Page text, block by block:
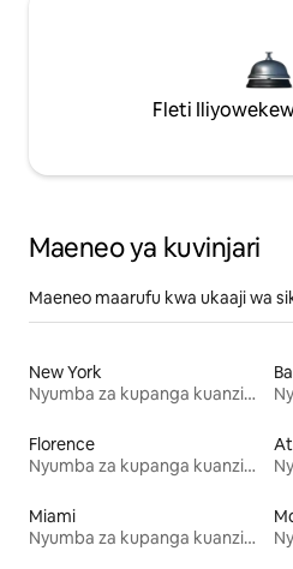
Fleti
Maeneo ya kuvinjari
Maeneo maarufu kwa ukaaji wa
New York
Nyumba za kupanga kuanzia mwezi mmoja
Florence
Nyumba za kupanga kuanzia mwezi mmoja
Miami
Nyumba za kupanga kuanzia mwezi mmoja